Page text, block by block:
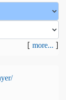
[ more... ]